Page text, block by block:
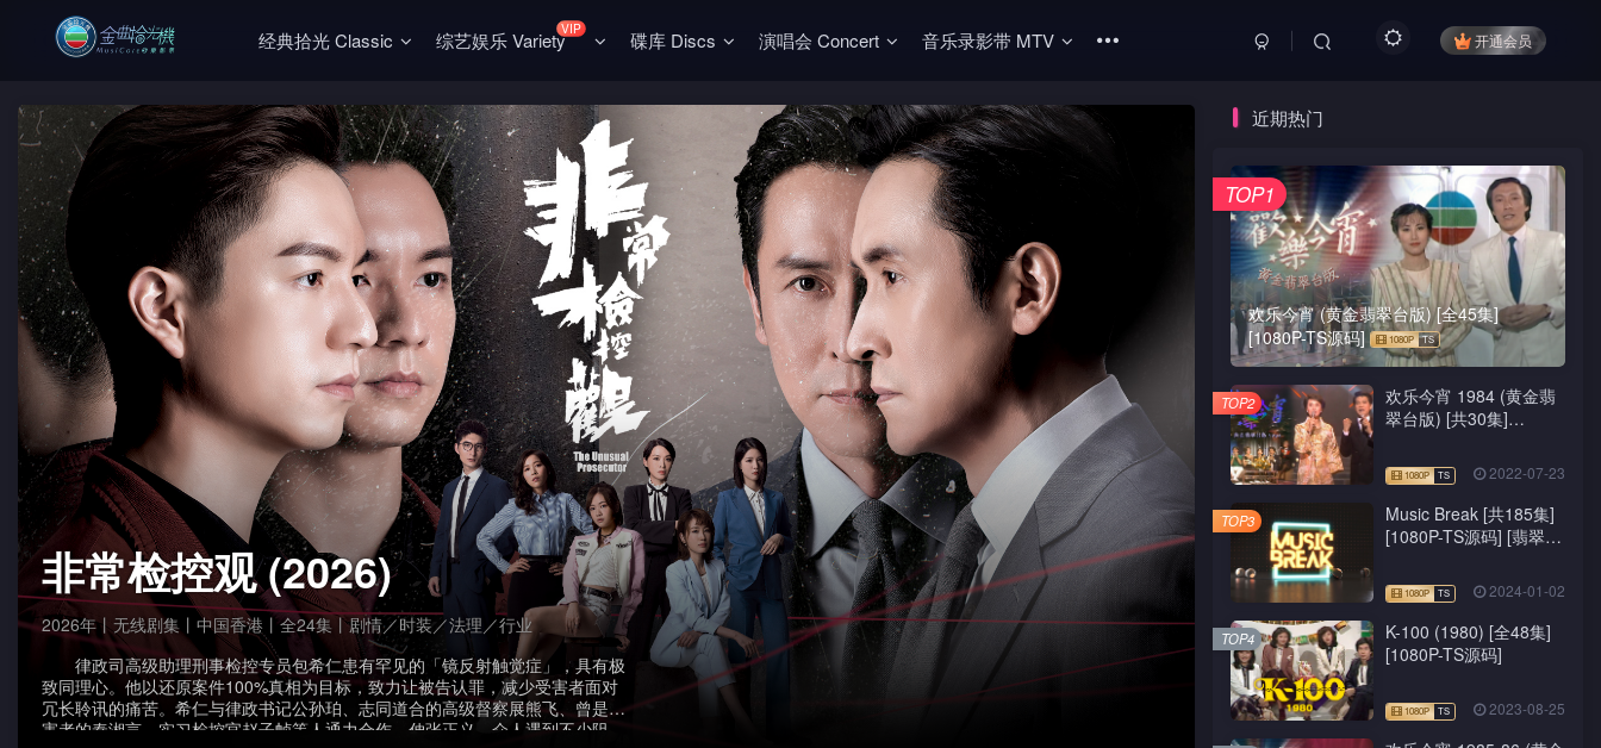
经典拾光 Classic 综艺娱乐 VarietyVIP 碟库 Discs 演唱会 Concert 音乐录影带 MTV 开通会员
非常检控观 (2026)
2026年丨无线剧集丨中国香港丨全24集丨剧情／时装／法理／行业
律政司高级助理刑事检控专员包希仁患有罕见的「镜反射触觉症」，具有极
致同理心。他以还原案件100%真相为目标，致力让被告认罪，减少受害者面对
冗长聆讯的痛苦。希仁与律政书记公孙珀、志同道合的高级督察展熊飞、曾是受
害者的秦湘言、实习检控官赵子帧等人通力合作，伸张正义。众人遇到不少阻
近期热门
欢乐今宵 (黄金翡翠台版) [全45集]
[1080P-TS源码]
TOP1
欢乐今宵 1984 (黄金翡
翠台版) [共30集]
2022-07-23
TOP2
Music Break [共185集]
[1080P-TS源码] [翡翠
2024-01-02
TOP3
K-100 (1980) [全48集]
[1080P-TS源码]
2023-08-25
TOP4